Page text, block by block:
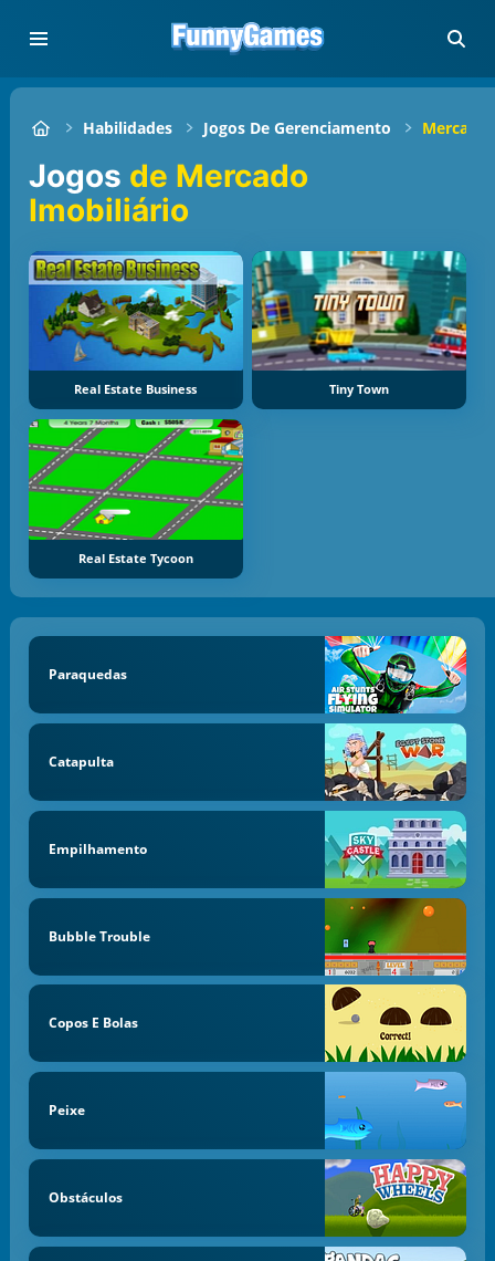
Habilidades Jogos De Gerenciamento
Jogos de Mercado
Imobiliário
Real Estate Business Tiny Town
Real Estate Tycoon
Paraquedas
Catapulta
Empilhamento
Bubble Trouble
Copos E Bolas
Peixe
Obstáculos